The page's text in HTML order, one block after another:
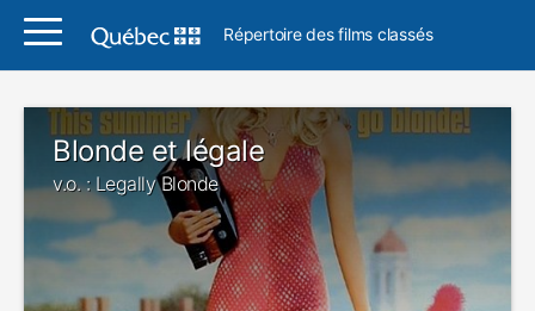
Répertoire des films classés
Blonde et légale
v.o. : Legally Blonde